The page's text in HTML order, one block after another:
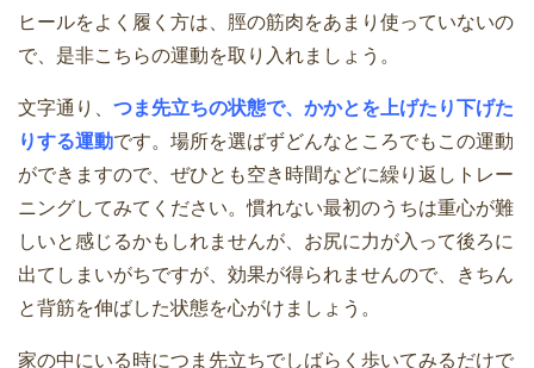
ヒールをよく履く方は、脛の筋肉をあまり使っていないの
で、是非こちらの運動を取り入れましょう。
文字通り、 つま先立ちの状態で、かかとを上げたり下げた
りする運動です。場所を選ばずどんなところでもこの運動
ができますので、ぜひとも空き時間などに繰り返しトレー
ニングしてみてください。慣れない最初のうちは重心が難
しいと感じるかもしれませんが、お尻に力が入って後ろに
出てしまいがちですが、効果が得られませんので、きちん
と背筋を伸ばした状態を心がけましょう。
家の中にいる時につま先立ちでしばらく歩いてみるだけで